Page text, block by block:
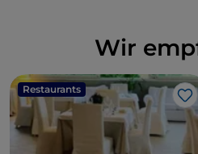
Wir
Restaurants